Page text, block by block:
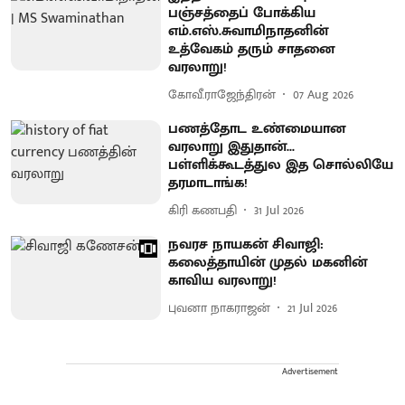
பஞ்சத்தைப் போக்கிய
எம்.எஸ்.சுவாமிநாதனின்
உத்வேகம் தரும் சாதனை
வரலாறு!
கோவீ.ராஜேந்திரன் 07 Aug 2026
பணத்தோட உண்மையான
வரலாறு இதுதான்...
பள்ளிக்கூடத்துல இத சொல்லியே
தரமாடாங்க!
கிரி கணபதி 31 Jul 2026
நவரச நாயகன் சிவாஜி:
கலைத்தாயின் முதல் மகனின்
காவிய வரலாறு!
புவனா நாகராஜன் 21 Jul 2026
Advertisement